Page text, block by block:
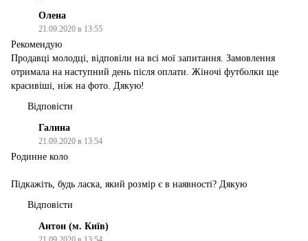
Олена
21.09.2020 в 13:55
Рекомендую
Продавці молодці, відповіли на всі мої запитання. Замовлення
отримала на наступний день після оплати. Жіночі футболки ще
красивіші, ніж на фото. Дякую!
Відповісти
Галина
21.09.2020 в 13:54
Родинне коло
Підкажіть, будь ласка, який розмір є в наявності? Дякую
Відповісти
Антон (м. Київ)